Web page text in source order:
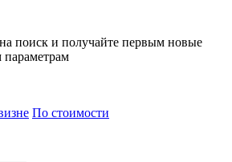
на поиск и получайте первым новые
По стоимости